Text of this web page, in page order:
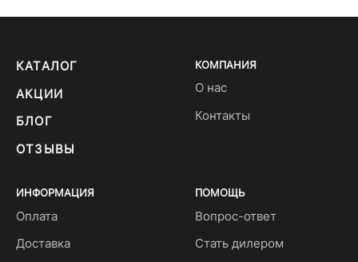
КАТАЛОГ
АКЦИИ
БЛОГ
ОТЗЫВЫ
КОМПАНИЯ
О нас
Контакты
ИНФОРМАЦИЯ
Оплата
Доставка
ПОМОЩЬ
Вопрос-ответ
Стать дилером